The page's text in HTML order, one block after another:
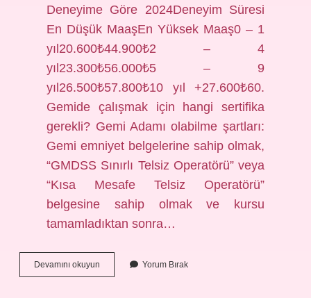
Deneyime Göre 2024Deneyim Süresi
En Düşük MaaşEn Yüksek Maaş0 – 1
yıl20.600₺44.900₺2 – 4
yıl23.300₺56.000₺5 – 9
yıl26.500₺57.800₺10 yıl +27.600₺60.
Gemide çalışmak için hangi sertifika
gerekli? Gemi Adamı olabilme şartları:
Gemi emniyet belgelerine sahip olmak,
“GMDSS Sınırlı Telsiz Operatörü” veya
“Kısa Mesafe Telsiz Operatörü”
belgesine sahip olmak ve kursu
tamamladıktan sonra…
Devamını okuyun
Gemilerinde
Yorum Bırak